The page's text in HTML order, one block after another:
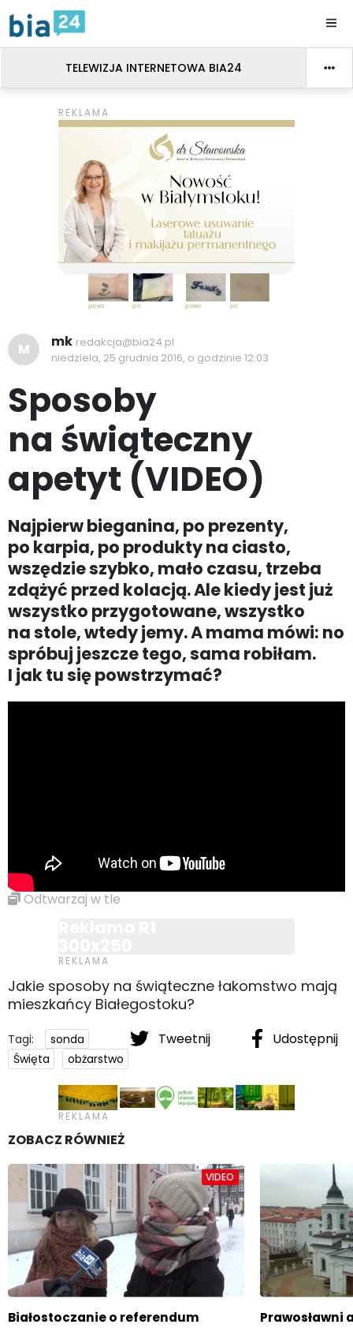
TELEWIZJA INTERNETOWA BIA24
M mk redakcja@bia24.pl
niedziela, 25 grudnia 2016, o godzinie 12:03
Sposoby
na świąteczny
apetyt (VIDEO)
Najpierw bieganina, po prezenty,
po karpia, po produkty na ciasto,
wszędzie szybko, mało czasu, trzeba
zdążyć przed kolacją. Ale kiedy jest już
wszystko przygotowane, wszystko
na stole, wtedy jemy. A mama mówi: no
spróbuj jeszcze tego, sama robiłam.
I jak tu się powstrzymać?
Odtwarzaj w tle
Jakie sposoby na świąteczne łakomstwo mają
mieszkańcy Białegostoku?
Tweetnij Udostępnij
Tagi:
sonda
Święta
obżarstwo
ZOBACZ RÓWNIEŻ
Białostoczanie o referendum
VIDEO
Prawosławni